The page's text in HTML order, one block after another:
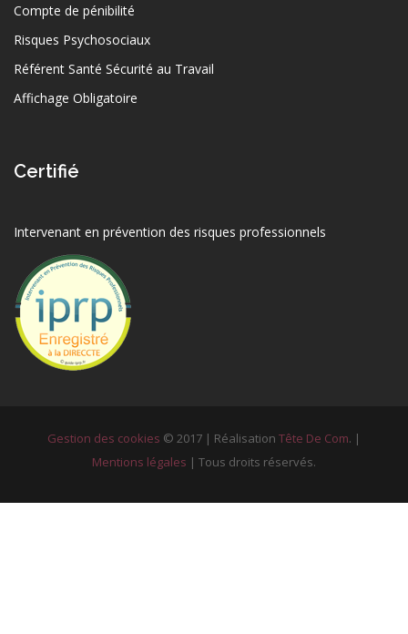
Compte de pénibilité
Risques Psychosociaux
Référent Santé Sécurité au Travail
Affichage Obligatoire
Certifié
Intervenant en prévention des risques professionnels
Gestion des cookies © 2017 | Réalisation Tête De Com. |
Mentions légales | Tous droits réservés.